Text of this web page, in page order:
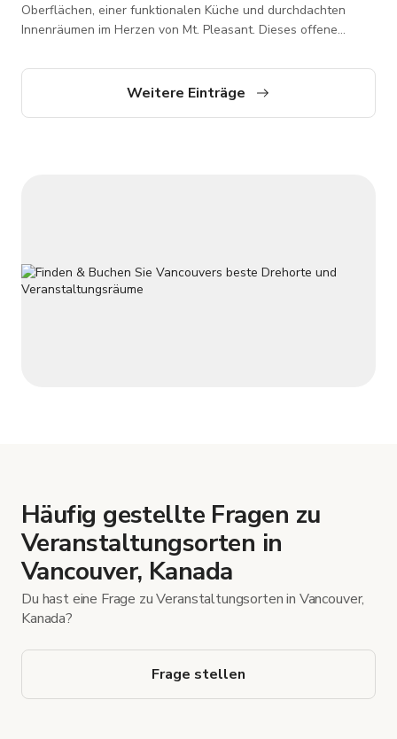
Oberflächen, einer funktionalen Küche und durchdachten
Innenräumen im Herzen von Mt. Pleasant. Dieses offene
hat eine neutrale Ästhetik, perfekt um eigene persönliche
Akzente zu setzen. Das Loft ist voll möbliert mit 10 Fuß hohenWeitere Einträge
Häufig gestellte Fragen zu
Veranstaltungsorten in
Vancouver, Kanada
Du hast eine Frage zu Veranstaltungsorten in Vancouver,
Kanada?
Frage stellen